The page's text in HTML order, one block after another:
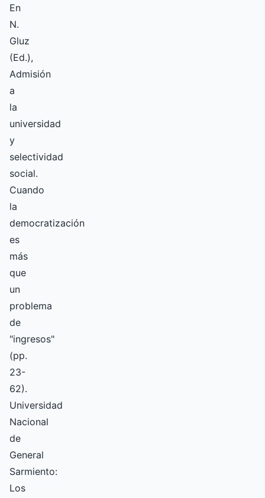
En
N.
Gluz
(Ed.),
Admisión
a
la
universidad
y
selectividad
social.
Cuando
la
democratización
es
más
que
un
problema
de
"ingresos"
(pp.
23-
62).
Universidad
Nacional
de
General
Sarmiento:
Los